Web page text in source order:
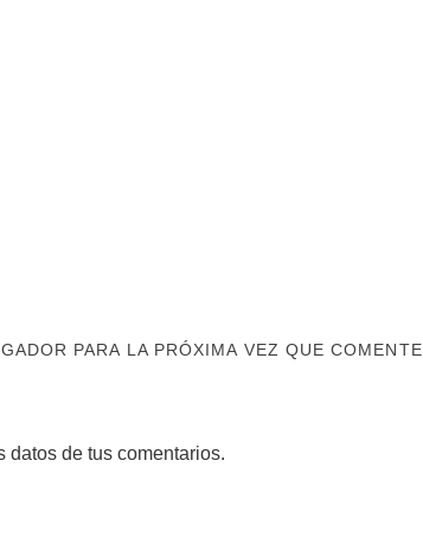
PARA LA PRÓXIMA VEZ QUE COMENTE.
datos de tus comentarios.